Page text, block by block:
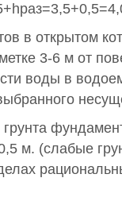
в открытом
3-6 м от
воды в
м. (слабые